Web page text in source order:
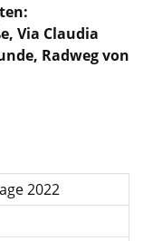
Via Claudia
Radweg von
2022